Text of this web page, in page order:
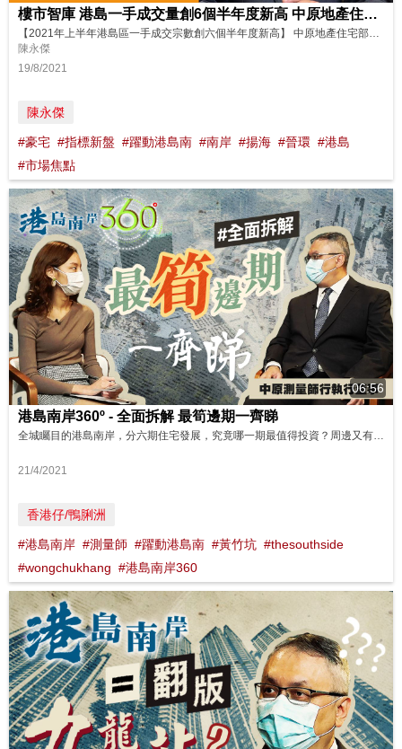
樓市智庫 港島一手成交量創6個半年度新高 中原地產住宅部總裁
陳永傑
19/8/2021
陳永傑
#豪宅 #指標新盤 #躍動港島南 #南岸 #揚海 #晉環 #港島
#市場焦點
06:56
港島南岸360º - 全面拆解 最筍邊期一齊睇
21/4/2021
香港仔/鴨脷洲
#港島南岸 #測量師 #躍動港島南 #黃竹坑 #thesouthside
#wongchukhang #港島南岸360